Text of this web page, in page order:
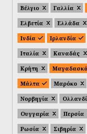
Βέλγιο
Γαλλία
Ελβετία
Ελλάδα
Ινδία
Ιρλανδία
Ιταλία
Καναδάς
Κρήτη
Μάλτα
Μαρόκο
Νορβηγία
Ουγγαρία
Περσία
Ρωσία
Σιβηρία